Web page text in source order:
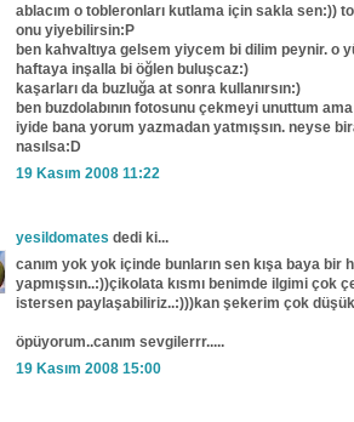
ablacım o tobleronları kutlama için sakla sen:))
onu yiyebilirsin:P
ben kahvaltıya gelsem yiycem bi dilim peynir. o
haftaya inşalla bi öğlen buluşcaz:)
kaşarları da buzluğa at sonra kullanırsın:)
ben buzdolabının fotosunu çekmeyi unuttum
iyide bana yorum yazmadan yatmışsın. neyse
nasılsa:D
19 Kasım 2008 11:22
yesildomates dedi ki...
canım yok yok içinde bunların sen kışa baya bir
yapmışsın..:))çikolata kısmı benimde ilgimi çok
istersen paylaşabiliriz..:)))kan şekerim çok
öpüyorum..canım sevgilerrr.....
19 Kasım 2008 15:00